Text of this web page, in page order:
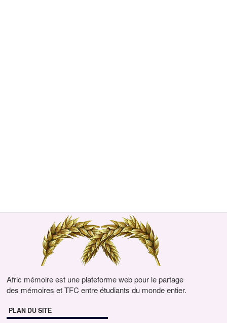
Afric mémoire est une plateforme web pour le partage
des mémoires et TFC entre étudiants du monde entier.
PLAN DU SITE